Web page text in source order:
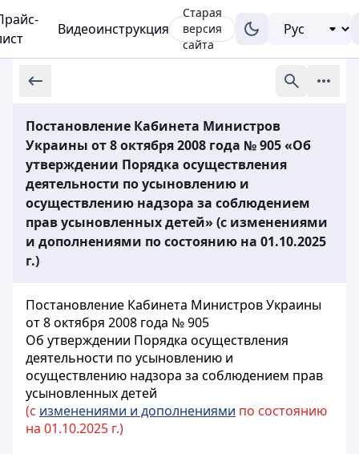
Видеоинструкция
Старая
версия
сайта
Постановление Кабинета Министров
Украины от 8 октября 2008 года № 905 «Об
утверждении Порядка осуществления
деятельности по усыновлению и
осуществлению надзора за соблюдением
прав усыновленных детей» (с изменениями
и дополнениями по состоянию на 01.10.2025
г.)
Постановление Кабинета Министров Украины
от 8 октября 2008 года № 905
Об утверждении Порядка осуществления
деятельности по усыновлению и
осуществлению надзора за соблюдением прав
усыновленных детей
(с изменениями и дополнениями по состоянию
на 01.10.2025 г.)